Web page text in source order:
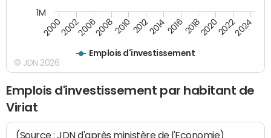
Emplois d'investissement
20002002200620082010 2012201420162018202020222024
1M
© JDN 2026
Emplois d'investissement par habitant de
Viriat
(Source : JDN d'après ministère de l'Economie)